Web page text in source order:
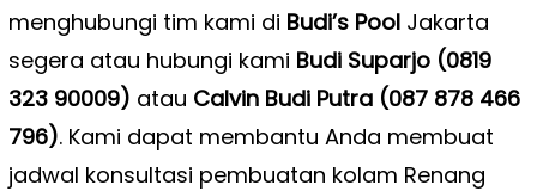
menghubungi tim kami di Budi’s PoolJakarta
segera atau hubungi kami Budi Suparjo (0819
323 90009) atau Calvin Budi Putra (087 878 466
796). Kami dapat membantu Anda membuat
jadwal konsultasi pembuatan kolam Renang